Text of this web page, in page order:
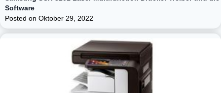
Software
Posted on Oktober 29, 2022